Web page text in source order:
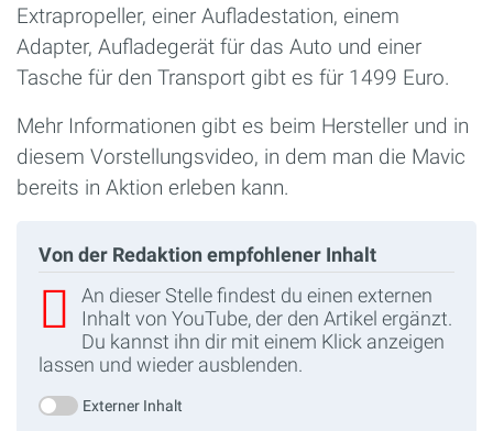
Extrapropeller, einer Aufladestation, einem
Adapter, Aufladegerät für das Auto und einer
Tasche für den Transport gibt es für 1499 Euro.
Mehr Informationen gibt es beim Hersteller und in
diesem Vorstellungsvideo, in dem man die Mavic
bereits in Aktion erleben kann.
Von der Redaktion empfohlener Inhalt
An dieser Stelle findest du einen externen
Inhalt von YouTube, der den Artikel ergänzt.
Du kannst ihn dir mit einem Klick anzeigen
lassen und wieder ausblenden.
Externer Inhalt